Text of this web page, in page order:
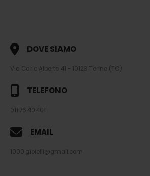
DOVE SIAMO
Via Carlo Alberto 41 - 10123 Torino (TO)
TELEFONO
011.76.40.401
EMAIL
1000.gioielli@gmail.com